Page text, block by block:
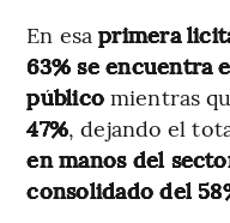
En esaprimera
63% se encuentra
público mientras
47%, dejando el
en manos del
consolidado del